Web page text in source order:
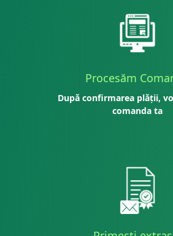
Procesăm
După confirmarea plății,
comanda ta